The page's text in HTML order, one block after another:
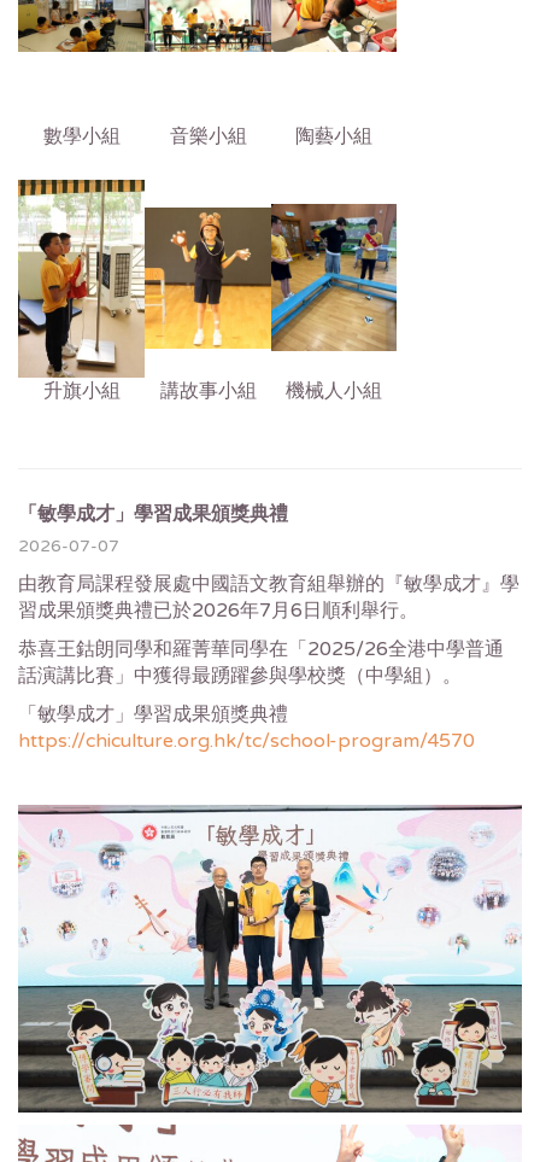
數學小組 音樂小組 陶藝小組
升旗小組 講故事小組 機械人小組
「敏學成才」學習成果頒獎典禮
2026-07-07
由教育局課程發展處中國語文教育組舉辦的『敏學成才』 學
習成果頒獎典禮已於2026年7月 6 日順利舉行。
恭喜王鈷朗同學和羅菁華同學在「 2025/26全港中學普通
話演講比賽」中獲得最踴躍參與學校獎（中學組）。
「敏學成才」學習成果頒獎典禮
https://chiculture.org.hk/tc/school-program/4570